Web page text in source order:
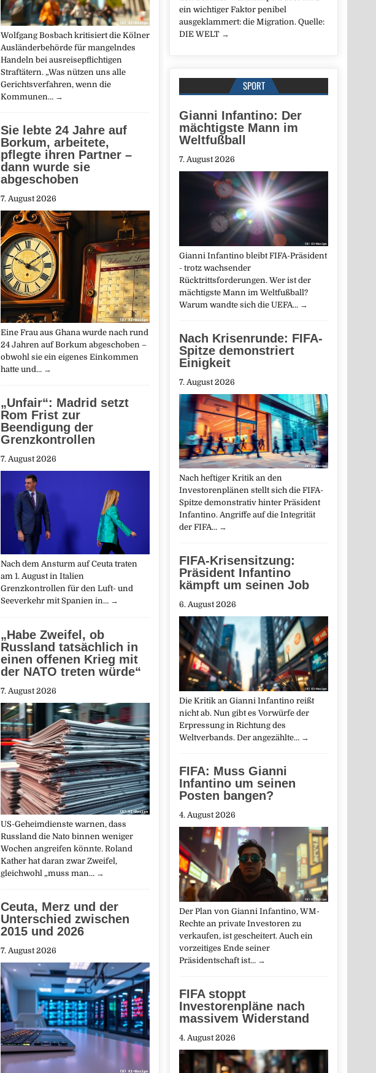
ein wichtiger Faktor penibel
ausgeklammert: die Migration. Quelle:
DIE WELT →
SPORT
Gianni Infantino: Der
mächtigste Mann im
Weltfußball
7. August 2026
Gianni Infantino bleibt FIFA-Präsident
- trotz wachsender
Rücktrittsforderungen. Wer ist der
mächtigste Mann im Weltfußball?
Warum wandte sich die UEFA… →
Nach Krisenrunde: FIFA-
Spitze demonstriert
Einigkeit
7. August 2026
Nach heftiger Kritik an den
Investorenplänen stellt sich die FIFA-
Spitze demonstrativ hinter Präsident
Infantino. Angriffe auf die Integrität
der FIFA… →
FIFA-Krisensitzung:
Präsident Infantino
kämpft um seinen Job
6. August 2026
Die Kritik an Gianni Infantino reißt
nicht ab. Nun gibt es Vorwürfe der
Erpressung in Richtung des
Weltverbands. Der angezählte… →
FIFA: Muss Gianni
Infantino um seinen
Posten bangen?
4. August 2026
Der Plan von Gianni Infantino, WM-
Rechte an private Investoren zu
verkaufen, ist gescheitert. Auch ein
vorzeitiges Ende seiner
Präsidentschaft ist… →
FIFA stoppt
Investorenpläne nach
massivem Widerstand
4. August 2026
Wolfgang Bosbach kritisiert die Kölner
Ausländerbehörde für mangelndes
Handeln bei ausreisepflichtigen
Straftätern. „Was nützen uns alle
Gerichtsverfahren, wenn die
Kommunen… →
Sie lebte 24 Jahre auf
Borkum, arbeitete,
pflegte ihren Partner –
dann wurde sie
abgeschoben
7. August 2026
Eine Frau aus Ghana wurde nach rund
24 Jahren auf Borkum abgeschoben –
obwohl sie ein eigenes Einkommen
hatte und… →
„Unfair“: Madrid setzt
Rom Frist zur
Beendigung der
Grenzkontrollen
7. August 2026
Nach dem Ansturm auf Ceuta traten
am 1. August in Italien
Grenzkontrollen für den Luft- und
Seeverkehr mit Spanien in… →
„Habe Zweifel, ob
Russland tatsächlich in
einen offenen Krieg mit
der NATO treten würde“
7. August 2026
US-Geheimdienste warnen, dass
Russland die Nato binnen weniger
Wochen angreifen könnte. Roland
Kather hat daran zwar Zweifel,
gleichwohl „muss man… →
Ceuta, Merz und der
Unterschied zwischen
2015 und 2026
7. August 2026